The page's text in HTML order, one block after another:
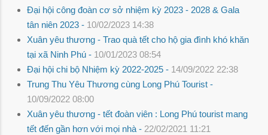
Đại hội công đoàn cơ sở nhiệm kỳ 2023 - 2028 & Gala
tân niên 2023 - 10/02/2023 14:38
Xuân yêu thương - Trao quà tết cho hộ gia đình khó khăn
tại xã Ninh Phú - 10/01/2023 08:54
Đại hội chi bộ Nhiệm kỳ 2022-2025 - 14/09/2022 22:38
Trung Thu Yêu Thương cùng Long Phú Tourist -
10/09/2022 08:00
Xuân yêu thương - tết đoàn viên : Long Phú tourist mang
tết đến gần hơn với mọi nhà - 22/02/2021 11:21